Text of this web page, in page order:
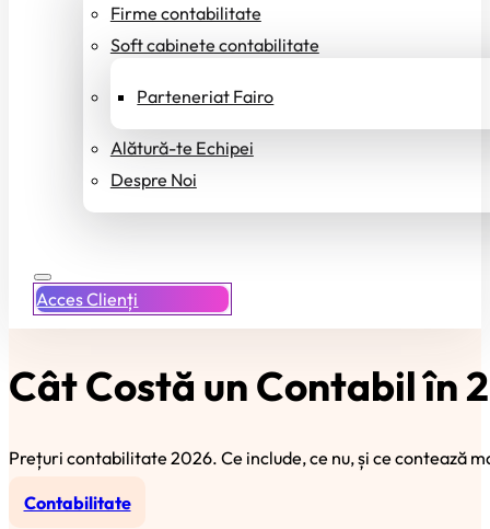
Firme contabilitate
Soft cabinete contabilitate
Parteneriat Fairo
Alătură-te Echipei
Despre Noi
Acces Clienți
Cât Costă un Contabil în
Prețuri contabilitate 2026. Ce include, ce nu, și ce contează
Contabilitate